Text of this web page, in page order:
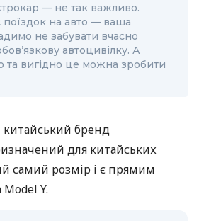
— не так важливо.
поїздок на авто — ваша
не забувати вчасно
автоцивілку. А
та вигідно це можна зробити
бренд
для китайських
самий розмір і є прямим
Y.